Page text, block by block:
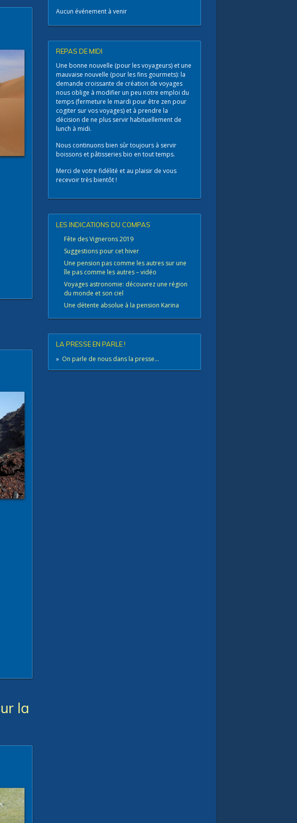
la
Aucun événement à venir
REPAS DE MIDI
Une bonne nouvelle (pour les voyageurs) et une
mauvaise nouvelle (pour les fins gourmets): la
demande croissante de création de voyages
nous oblige à modifier un peu notre emploi du
temps (fermeture le mardi pour être zen pour
cogiter sur vos voyages) et à prendre la
décision de ne plus servir habituellement de
lunch à midi.
Nous continuons bien sûr toujours à servir
boissons et pâtisseries bio en tout temps.
Merci de votre fidélité et au plaisir de vous
recevoir très bientôt !
LES INDICATIONS DU COMPAS
Fête des Vignerons 2019
Suggestions pour cet hiver
Une pension pas comme les autres sur une
île pas comme les autres – vidéo
Voyages astronomie: découvrez une région
du monde et son ciel
Une détente absolue à la pension Karina
LA PRESSE EN PARLE !
» On parle de nous dans la presse...